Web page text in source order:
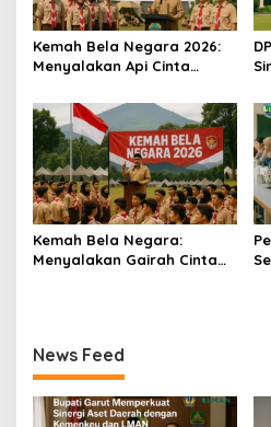
Kemah Bela Negara 2026:
Menyalakan Api Cinta
Kemah Bela Negara:
Menyalakan Gairah Cinta
News Feed